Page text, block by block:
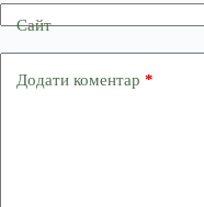
Сайт
Додати коментар *